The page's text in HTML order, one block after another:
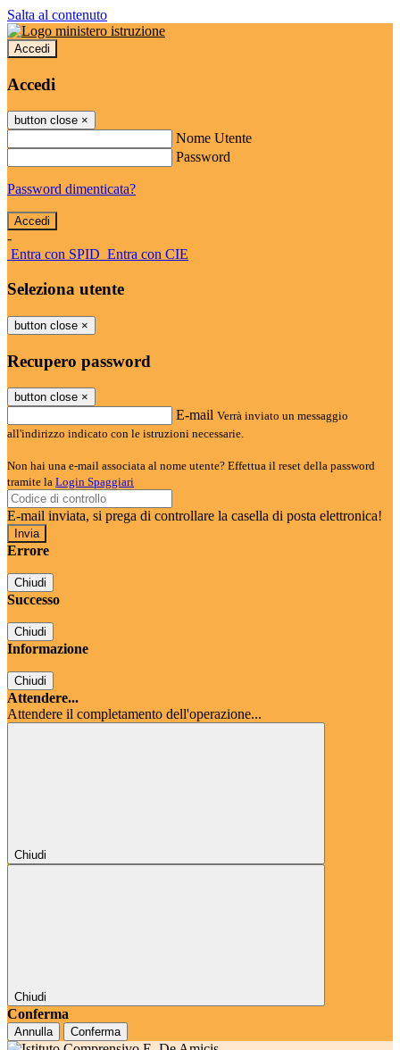
Salta al contenuto
Accedi
Accedi
button close ×
Nome Utente
Password
Password dimenticata?
-
Entra con SPID Entra con CIE
Seleziona utente
button close ×
Recupero password
button close ×
E-mail Verrà inviato un messaggio
all'indirizzo indicato con le istruzioni necessarie.
Non hai una e-mail associata al nome utente? Effettua il reset della password
tramite la Login Spaggiari
E-mail inviata, si prega di controllare la casella di posta elettronica!
Errore
Chiudi
Successo
Chiudi
Informazione
Chiudi
Attendere...
Attendere il completamento dell'operazione...
Chiudi
Chiudi
Conferma
Annulla Conferma